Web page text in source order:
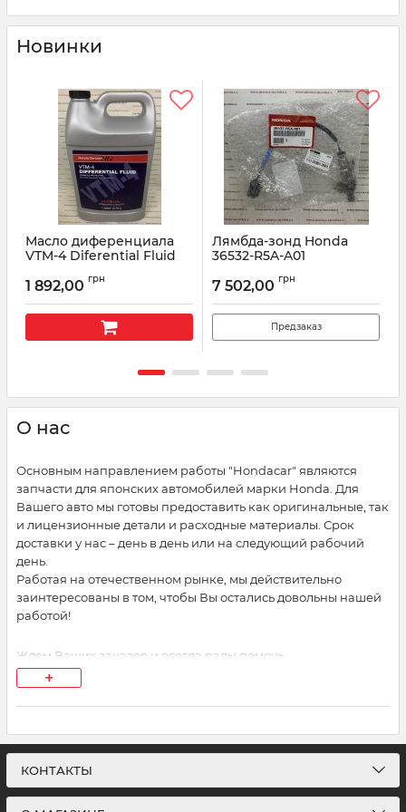
Новинки
Масло диференциала
VTM-4 Diferential Fluid
Артикул: VTM4082009003
1 892,00 грн
Лямбда-зонд Honda
36532-R5A-A01
7 502,00 грн
Предзаказ
О нас
Основным направлением работы "Hondacar" являются
запчасти для японских автомобилей марки Honda. Для
Вашего авто мы готовы предоставить как оригинальные, так
и лицензионные детали и расходные материалы. Срок
доставки у нас – день в день или на следующий рабочий
день.
Работая на отечественном рынке, мы действительно
заинтересованы в том, чтобы Вы остались довольны нашей
работой!
Ждем Ваших заказов и всегда рады помочь.
Наши контактные данные:
044-209-13-10; 067-434-22-83;
Режим работы:
+
КОНТАКТЫ